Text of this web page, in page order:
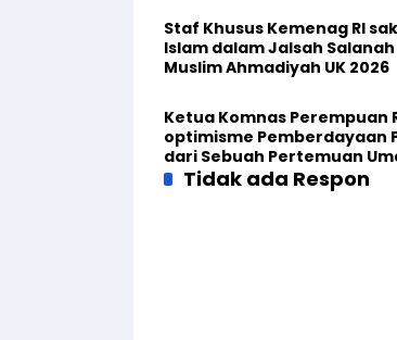
Staf Khusus Kemenag RI
Islam dalam Jalsah
Muslim Ahmadiyah UK 2026
Ketua Komnas Perempuan
optimisme Pemberdayaan
dari Sebuah Pertemuan
Inggris
Tidak ada Respon